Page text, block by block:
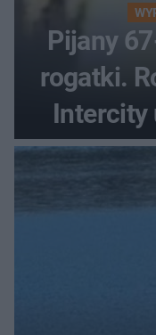
Pijany
rogatki.
Intercity